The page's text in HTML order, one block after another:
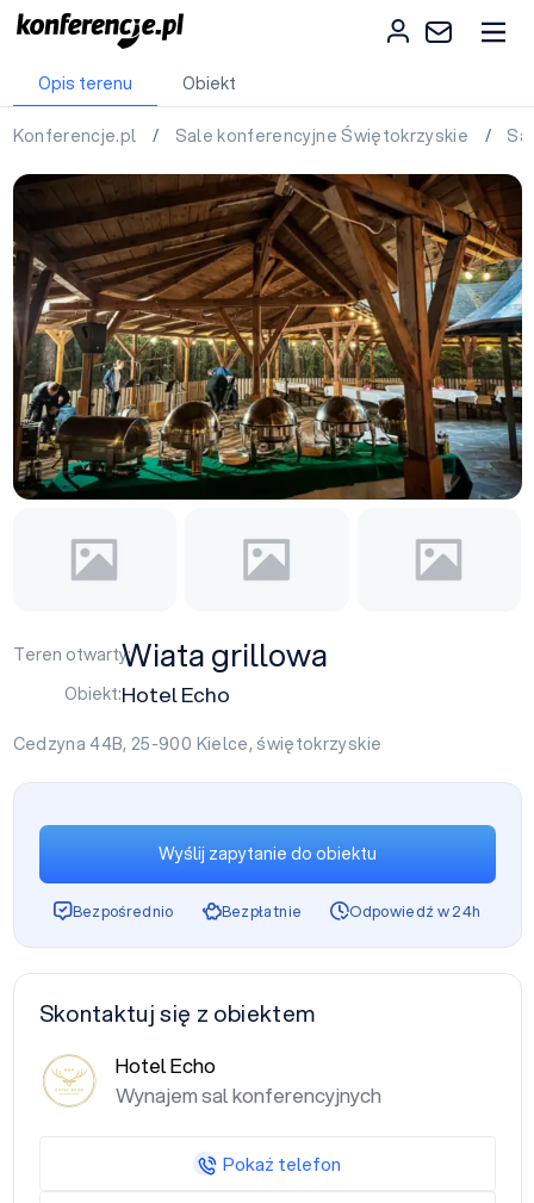
Opis terenu Obiekt
Konferencje.pl / Sale konferencyjne Świętokrzyskie /
Teren otwarty:Wiata grillowa
Obiekt:Hotel Echo
Cedzyna 44B, 25-900 Kielce, świętokrzyskie
Wyślij zapytanie do obiektu
Bezpośrednio Bezpłatnie Odpowiedź w 24h
Skontaktuj się z obiektem
Hotel Echo
Wynajem sal konferencyjnych
Pokaż telefon